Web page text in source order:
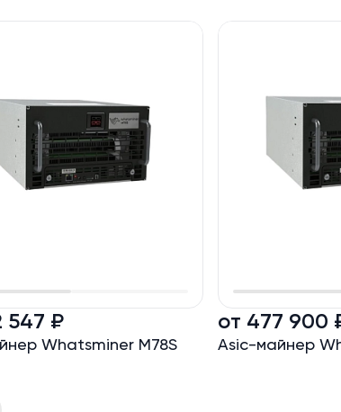
547 ₽
Whatsminer M78S
от 477 900
Asic-майнер